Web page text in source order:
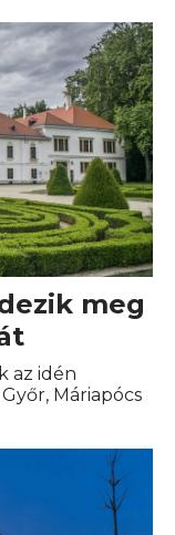
meg
az idén
Máriapócs